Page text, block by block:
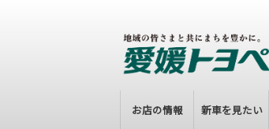
お店の情報 新車を見たい